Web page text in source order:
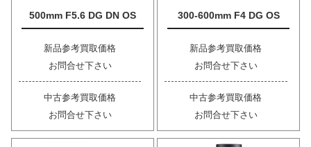
500mm F5.6 DG DN OS
新品参考買取価格
お問合せ下さい
中古参考買取価格
お問合せ下さい
300-600mm F4 DG OS
新品参考買取価格
お問合せ下さい
中古参考買取価格
お問合せ下さい